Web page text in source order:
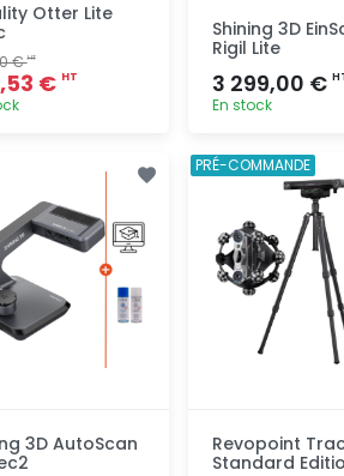
Otter Lite
€HT
€ HT
Shining 3D
Rigil Lite
3 299,00 €
En stock
3D AutoScan
Revopoint
Standard
PRÉ-COMMANDE